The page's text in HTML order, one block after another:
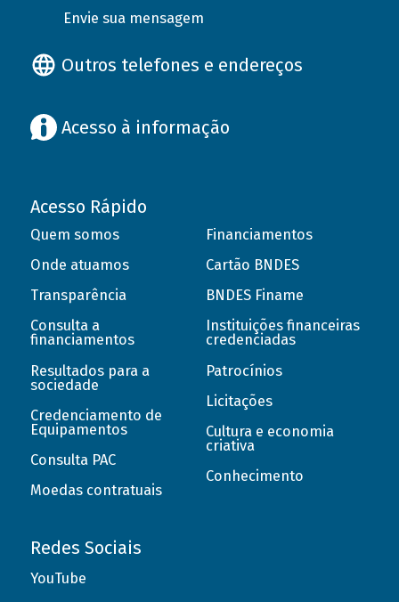
Envie sua mensagem
Outros telefones e endereços
Acesso à informação
Acesso Rápido
Quem somos
Onde atuamos
Transparência
Consulta a
financiamentos
Resultados para a
sociedade
Credenciamento de
Equipamentos
Consulta PAC
Moedas contratuais
Financiamentos
Cartão BNDES
BNDES Finame
Instituições financeiras
credenciadas
Patrocínios
Licitações
Cultura e economia
criativa
Conhecimento
Redes Sociais
YouTube